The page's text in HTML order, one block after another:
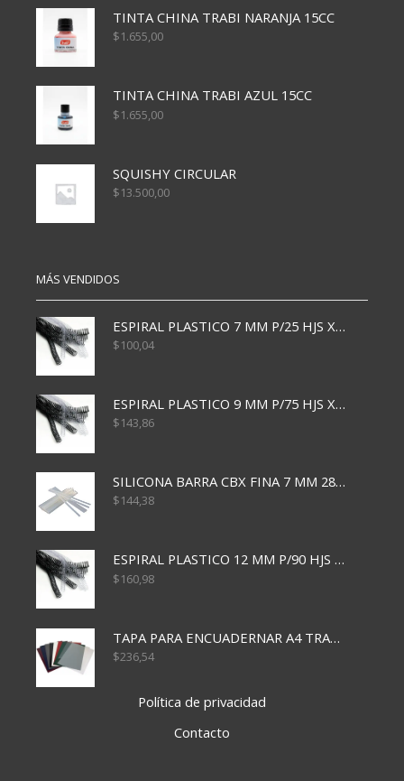
TINTA CHINA TRABI NARANJA 15CC
$1.655,00
TINTA CHINA TRABI AZUL 15CC
$1.655,00
SQUISHY CIRCULAR
$13.500,00
MÁS VENDIDOS
ESPIRAL PLASTICO 7 MM P/25 HJS X50x3000
$100,04
ESPIRAL PLASTICO 9 MM P/75 HJS X50X2400
$143,86
SILICONA BARRA CBX FINA 7 MM 28 CM
$144,38
ESPIRAL PLASTICO 12 MM P/90 HJS X50X1500
$160,98
TAPA PARA ENCUADERNAR A4 TRANSP x50x500
$236,54
Política de privacidad
Contacto